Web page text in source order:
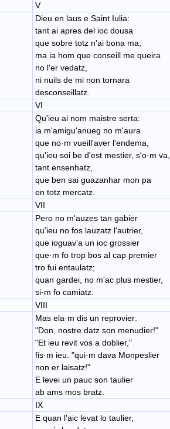
V
Dieu en laus e Saint Iulia:
​tant ai apres del ioc dousa
​que sobre totz n'ai bona ma;
ma ia hom que conseill me queira
​no l'er vedatz,
ni nuils de mi non tornara
desconseillatz.
VI
Qu'ieu ai nom maistre serta:
​ia m'amigu'anueg no m'aura
​que no·m vueill'aver l'endema,
qu'ieu soi be d'est mestier, s'o·m va,
​tant ensenhatz,
que ben sai guazanhar mon pa
en totz mercatz.
VII
Pero no m'auzes tan gabier
qu'ieu no fos lauzatz l'autrier,
que ioguav'a un ioc grossier
​que·m fo trop bos al cap premier
tro fui entaulatz;
​quan gardei, no m'ac plus mestier,
si·m fo camiatz.
VIII
Mas ela·​m dis un reprovier:
"Don, nostre datz son menudier!"
"Et ieu revit vos a doblier,"
fis·​m ieu. "qui·m dava Monpeslier
non er laisatz!"
E levei un pauc son taulier
ab ams mos bratz.
IX
E quan l'aic levat lo taulier,